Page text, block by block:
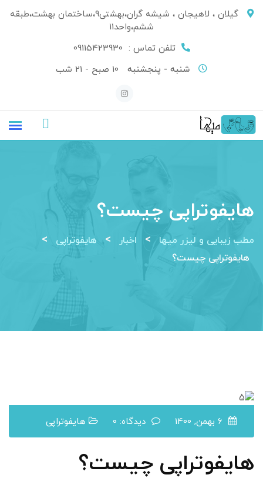
Skip
گیلان ، لاهیجان ، شیشه گران،بهشتی9،ساختمان بهشت،طبقه
ششم،واحد11
تلفن تماس : 09115423930
شنبه - پنجشنبه
هایفوتراپی چیست؟
مطب زیبایی و لیزر میها > اخبار > هایفوتراپی >
هایفوتراپی چیست؟
دیدگاه: 0 هایفوتراپی
هایفوتراپی چیست؟